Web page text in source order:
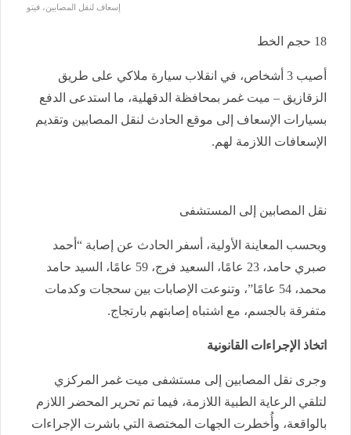
إسعاف لنقل المصابين، فيتو
18 حجم الخط
أصيب 3 أشخاص، في انقلاب سيارة ملاكي على طريق
الزقازيق – ميت غمر بمحافظة الدقهلية، ما استدعى الدفع
بسيارات الإسعاف إلى موقع الحادث لنقل المصابين وتقديم
الإسعافات اللازمة لهم.
نقل المصابين إلى المستشفى
وبحسب المعاينة الأولية، أسفر الحادث عن إصابة “أحمد
صبري حامد، 23 عامًا، السعيد فرج، 59 عامًا، السيد حامد
محمد، 54 عامًا”، وتنوعت الإصابات بين سحجات وكدمات
متفرقة بالجسم، مع اشتباه إصابتهم بارتجاج.
اتخاذ الإجراءات القانونية
وجرى نقل المصابين إلى مستشفى ميت غمر المركزي
لتلقي الرعاية الطبية اللازمة، فيما تم تحرير المحضر اللازم
بالواقعة، وأُخطرت الجهات المختصة التي باشرت الإجراءات